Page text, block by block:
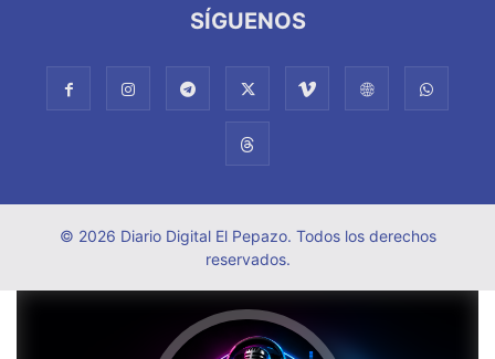
SÍGUENOS
© 2026 Diario Digital El Pepazo. Todos los derechos
reservados.